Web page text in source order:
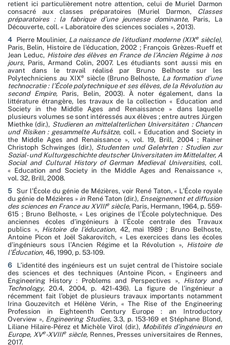
retient ici particulièrement notre attention, celui de Muriel Darmon
consacré aux classes préparatoires (Muriel Darmon, Classes
préparatoires : la fabrique d’une jeunesse dominante, Paris, La
Découverte, coll. « Laboratoire des sciences sociales », 2013).
4
Pierre Moulinier, La naissance de l’étudiant moderne (XIXe siècle),
Paris, Belin, Histoire de l’éducation, 2002 ; François Grèzes-Rueff et
Jean Leduc, Histoire des élèves en France de l’Ancien Régime à nos
jours, Paris, Armand Colin, 2007. Les étudiants sont aussi mis en
avant dans le travail réalisé par Bruno Belhoste sur les
Polytechniciens au XIXe siècle (Bruno Belhoste, La formation d’une
technocratie : l’École polytechnique et ses élèves, de la Révolution au
second Empire, Paris, Belin, 2003). À noter également, dans la
littérature étrangère, les travaux de la collection « Education and
Society in the Middle Ages and Renaissance » dans laquelle
plusieurs volumes se sont intéressés aux élèves ; entre autres Jürgen
Miethke (dir.), Studieren an mittelalterlichen Universitäten : Chancen
und Risiken : gesammelte Aufsätze, coll. « Education and Society in
the Middle Ages and Renaissance », vol. 19, Brill, 2004 ; Rainer
Christoph Schwinges (dir.), Studenten und Gelehrten : Studien zur
Sozial- und Kulturgeschichte deutscher Universitaten im Mittelalter, A
Social and Cultural History of German Medieval Universities, coll.
« Education and Society in the Middle Ages and Renaissance »,
vol. 32, Brill, 2008.
5
Sur l’École du génie de Mézières, voir René Taton, « L’École royale
du génie de Mézières » in René Taton (dir.), Enseignement et diffusion
des sciences en France au XVIIIe siècle, Paris, Hermann, 1964, p. 559-
615 ; Bruno Belhoste, « Les origines de l’École polytechnique. Des
anciennes écoles d’ingénieurs à l’École centrale des Travaux
publics », Histoire de l’éducation, 42, mai 1989 ; Bruno Belhoste,
Antoine Picon et Joël Sakarovitch, « Les exercices dans les écoles
d’ingénieurs sous l’Ancien Régime et la Révolution », Histoire de
l’Éducation, 46, 1990, p. 53-109.
6
L’identité des ingénieurs est un sujet central de l’histoire sociale
des sciences et des techniques (Antoine Picon, « Engineers and
Engineering History : Problems and Perspectives », History and
Technology, 20.4, 2004, p. 421-436). La figure de l’ingénieur a
récemment fait l’objet de plusieurs travaux importants notamment
Irina Gouzevitch et Hélène Vérin, « The Rise of the Engineering
Profession in Eighteenth Century Europe : an Introductory
Overview », Engineering Studies,3.3, p. 153-169 et Stéphane Blond,
Liliane Hilaire-Pérez et Michèle Virol (dir.), Mobilités d’ingénieurs en
Europe, XVe-XVIIIesiècle, Rennes, Presses universitaires de Rennes,
2017.